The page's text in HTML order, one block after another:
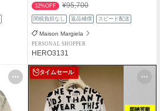
32%OFF ¥95,700
関税負担なし 返品補償 スピード配送
Maison Margiela
PERSONAL SHOPPER
HERO3131
タイムセール